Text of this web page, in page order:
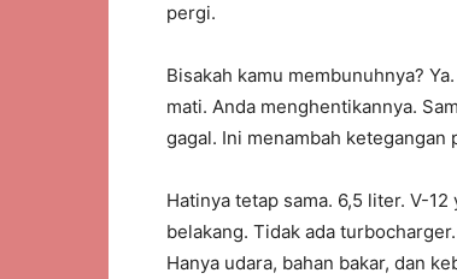
pergi.
Bisakah kamu membunuhnya?
mati. Anda menghentikannya.
gagal. Ini menambah
Hatinya tetap sama. 6,5 liter. V-
belakang. Tidak ada
Hanya udara, bahan bakar, dan